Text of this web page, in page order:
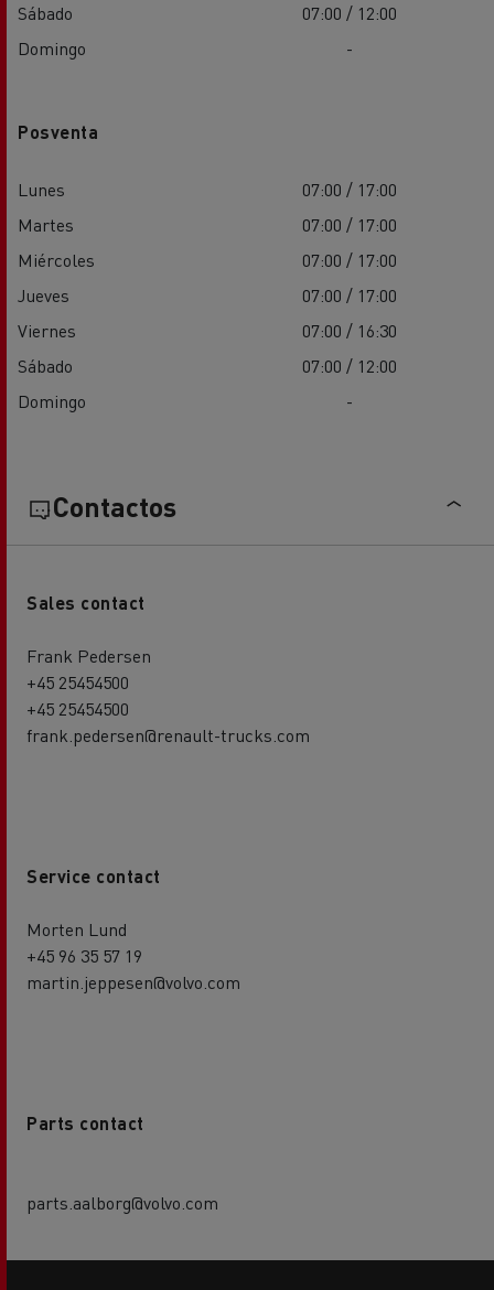
Sábado
07:00 / 12:00
Domingo
-
Posventa
Lunes
07:00 / 17:00
Martes
07:00 / 17:00
Miércoles
07:00 / 17:00
Jueves
07:00 / 17:00
Viernes
07:00 / 16:30
Sábado
07:00 / 12:00
Domingo
-
Contactos
Sales contact
Frank Pedersen
+45 25454500
+45 25454500
frank.pedersen@renault-trucks.com
Service contact
Morten Lund
+45 96 35 57 19
martin.jeppesen@volvo.com
Parts contact
parts.aalborg@volvo.com